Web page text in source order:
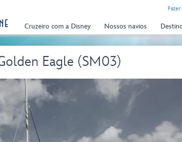
Cruzeiro com a Disney Nossos navios
Eagle (SM03)